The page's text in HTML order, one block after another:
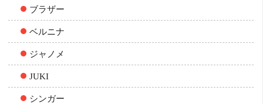
ブラザー
ベルニナ
ジャノメ
JUKI
シンガー